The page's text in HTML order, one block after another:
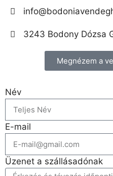
3243 Bodony Dózsa
Megnézem a
Név
E-mail
Üzenet a szállásadónak